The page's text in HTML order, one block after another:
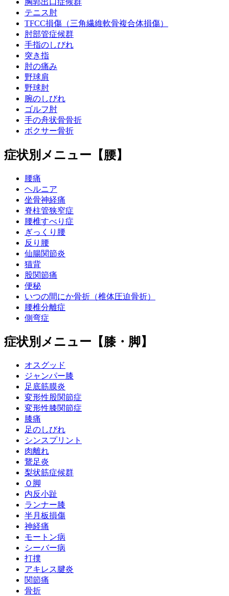
テニス肘
TFCC損傷（三角繊維軟骨複合体損傷）
肘部管症候群
手指のしびれ
突き指
肘の痛み
野球肩
野球肘
腕のしびれ
ゴルフ肘
手の舟状骨骨折
ボクサー骨折
症状別メニュー【腰】
腰痛
ヘルニア
坐骨神経痛
脊柱管狭窄症
腰椎すべり症
ぎっくり腰
反り腰
仙腸関節炎
猫背
股関節痛
便秘
いつの間にか骨折（椎体圧迫骨折）
腰椎分離症
側弯症
症状別メニュー【膝・脚】
オスグッド
ジャンパー膝
足底筋膜炎
変形性股関節症
変形性膝関節症
膝痛
足のしびれ
シンスプリント
肉離れ
鵞足炎
梨状筋症候群
Ｏ脚
内反小趾
ランナー膝
半月板損傷
神経痛
モートン病
シーバー病
打撲
アキレス腱炎
関節痛
骨折